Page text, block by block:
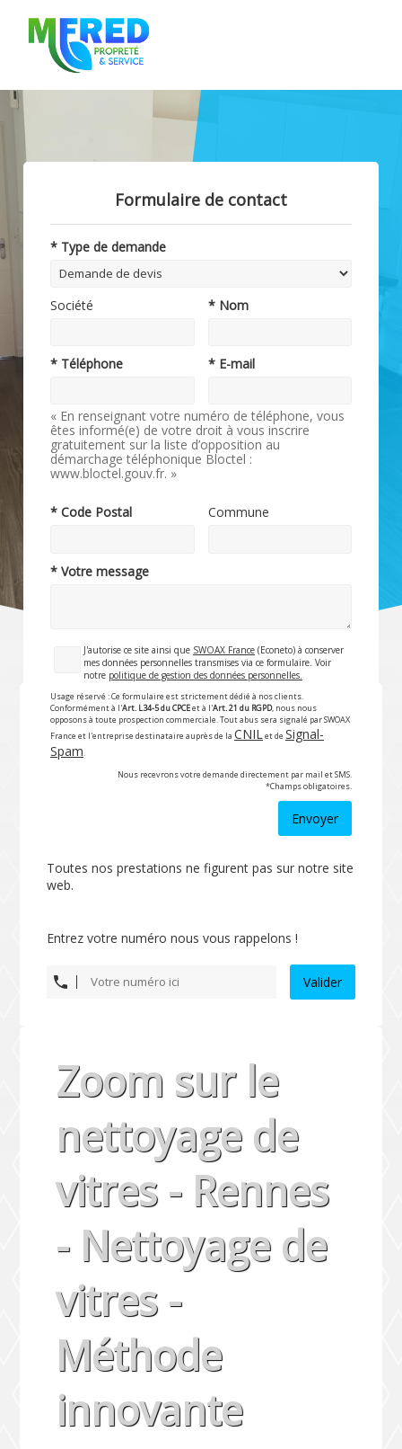
Formulaire de contact
* Type de demande
Société * Nom
* Téléphone * E-mail
« En renseignant votre numéro de téléphone, vous
êtes informé(e) de votre droit à vous inscrire
gratuitement sur la liste d’opposition au
démarchage téléphonique Bloctel :
www.bloctel.gouv.fr. »
* Code Postal Commune
* Votre message
J'autorise ce site ainsi que SWOAX France (Econeto) à conserver
mes données personnelles transmises via ce formulaire. Voir
notre politique de gestion des données personnelles.
Usage réservé : Ce formulaire est strictement dédié à nos clients.
Conformément à l'Art. L34-5 du CPCEet à l'Art. 21 du RGPD, nous nous
opposons à toute prospection commerciale. Tout abus sera signalé par SWOAX
France et l'entreprise destinataire auprès de la CNILet de Signal-
Spam.
Nous recevrons votre demande directement par mail et SMS.
*Champs obligatoires.
Envoyer
Toutes nos prestations ne figurent pas sur notre site
web.
Entrez votre numéro nous vous rappelons !
Valider
Zoom sur le
nettoyage de
vitres - Rennes
- Nettoyage de
vitres -
Méthode
innovante